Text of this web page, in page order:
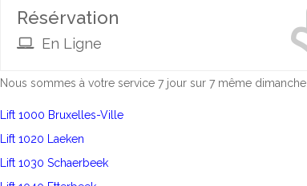
Résérvation
En Ligne
Nous sommes à votre service 7 jour sur 7 même dimanche.
Lift 1000 Bruxelles-Ville
Lift 1020 Laeken
Lift 1030 Schaerbeek